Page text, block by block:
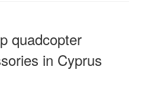
quadcopter
in Cyprus